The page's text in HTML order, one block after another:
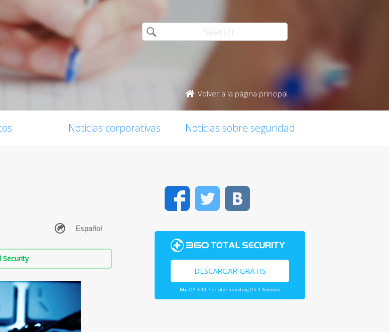
Volver a la página principal
Noticias corporativas Noticias sobre seguridad
FacebookTwitter
DESCARGAR GRATIS
Mac OS X 10.7 or later including OS X Yosemite